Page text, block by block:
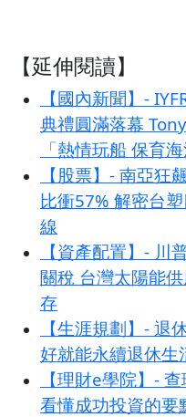
【延伸閱讀】
【國內新聞】-
典禮圓滿落幕
「熱情玩船 保育
【股票】- 南亞狂
比衝57% 解密台
線
【資產配置】- 川
關稅 台灣太陽能
存
【生涯規劃】- 退
好就能永續退休生
【理財e學院】-
看懂成功投資的要